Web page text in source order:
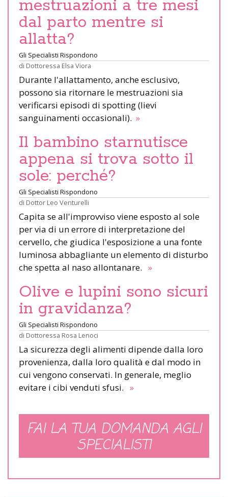
mestruazioni a tre mesi
dal parto mentre si
allatta?
Gli Specialisti Rispondono
di Dottoressa Elsa Viora
Durante l'allattamento, anche esclusivo,
possono sia ritornare le mestruazioni sia
verificarsi episodi di spotting (lievi
sanguinamenti occasionali). »
Il bambino starnutisce
appena si trova sotto il
sole: perché?
Gli Specialisti Rispondono
di Dottor Leo Venturelli
Capita se all'improvviso viene esposto al sole
per via di un errore di interpretazione del
cervello, che giudica l'esposizione a una fonte
luminosa abbagliante un elemento di disturbo
che spetta al naso allontanare. »
Olive e lupini sono sicuri
in gravidanza?
Gli Specialisti Rispondono
di Dottoressa Rosa Lenoci
La sicurezza degli alimenti dipende dalla loro
provenienza, dalla loro qualità e dal modo in
cui vengono conservati. In generale, meglio
evitare i cibi venduti sfusi. »
FAI LA TUA DOMANDA AGLI
SPECIALISTI